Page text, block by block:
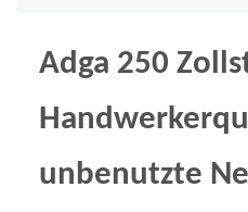
Adga 250
unbenutzte